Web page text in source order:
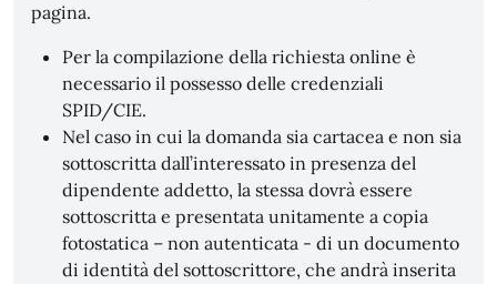
pagina.
Per la compilazione della richiesta online è
necessario il possesso delle credenziali
SPID/CIE.
Nel caso in cui la domanda sia cartacea e non sia
sottoscritta dall’interessato in presenza del
dipendente addetto, la stessa dovrà essere
sottoscritta e presentata unitamente a copia
fotostatica – non autenticata - di un documento
di identità del sottoscrittore, che andrà inserita